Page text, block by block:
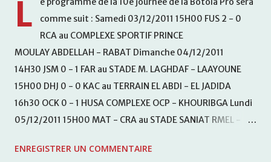
L
comme suit : Samedi 03/12/2011 15H00 FUS 2 - 0
RCA au COMPLEXE SPORTIF PRINCE
MOULAY ABDELLAH - RABAT Dimanche 04/12/2011
14H30 JSM 0 - 1 FAR au STADE M. LAGHDAF - LAAYOUNE
15H00 DHJ 0 - 0 KAC au TERRAIN EL ABDI - EL JADIDA
16h30 OCK 0 - 1 HUSA COMPLEXE OCP - KHOURIBGA Lundi
05/12/2011 15H00 MAT - CRA au STADE SANIAT RMEL -
KHEMISET Mardi 06/12/2011 15H00 WAF - OCS au
ENREGISTRER UN COMMENTAIRE